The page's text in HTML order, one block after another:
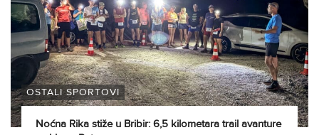
OSTALI SPORTOVI
Noćna Rika stiže u Bribir: 6,5 kilometara trail avanture